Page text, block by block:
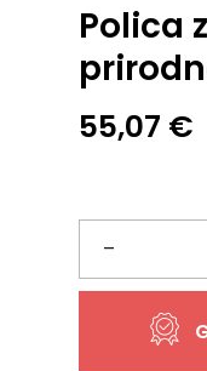
Polica
55,07 €
–
Polica
za